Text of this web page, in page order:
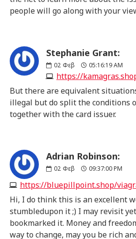
people will go along with your
Stephanie Grant:
02 Φεβ 05:16:19 AM
https://
But there are equivalent
illegal but do split the conditions
together with the card issuer.
Adrian Robinson:
02 Φεβ 09:37:00 PM
Hi, I do think this is an excellent
stumbledupon it ;) I may revisit
bookmarked it. Money and
way to change, may you be rich